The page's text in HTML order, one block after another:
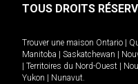
TOUS DROITS
Trouver une maison Ontario
Manitoba
Saskatchewan
Territoires du Nord-Ouest
Yukon
Nunavut.